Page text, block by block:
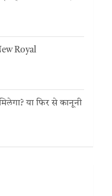
Royal
या फिर से कानूनी